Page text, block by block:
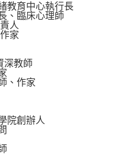
育中心執行長
、臨床心理師
人
家
教師
、作家
創辦人